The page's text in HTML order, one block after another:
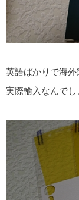
英語ばかりで海外
実際輸入なんでし